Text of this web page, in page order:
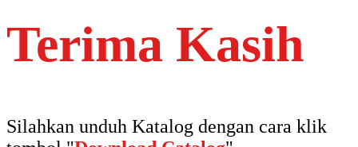
Terima Kasih
Silahkan unduh Katalog dengan cara klik